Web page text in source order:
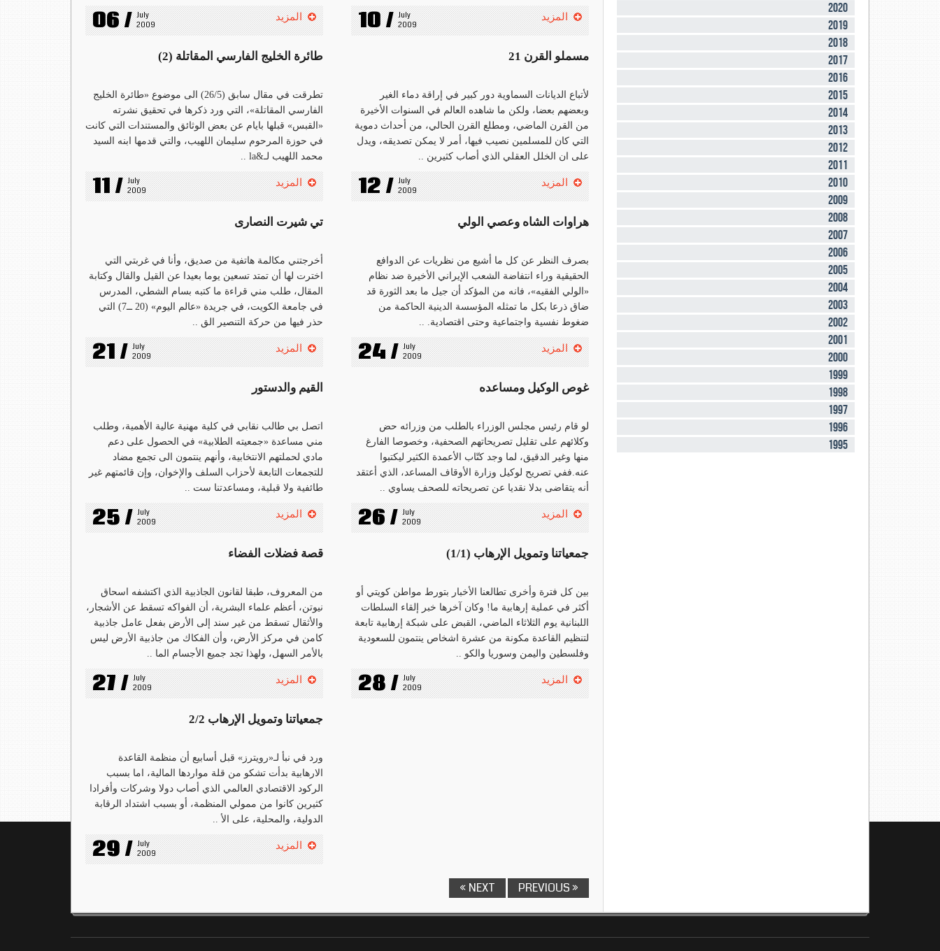
06 / July
2009
المزيد 10 / July
2009
المزيد
طائرة الخليج الفارسي المقاتلة (2)
تطرقت في مقال سابق (26/5) الى موضوع «طائرة الخليج
الفارسي المقاتلة»، التي ورد ذكرها في تحقيق نشرته
«القبس» قبلها بايام عن بعض الوثائق والمستندات التي كانت
في حوزة المرحوم سليمان اللهيب، والتي قدمها ابنه السيد
محمد اللهيب لـ&la ..
11 / July
2009
المزيد
مسملو القرن 21
لأتباع الديانات السماوية دور كبير في إراقة دماء الغير
وبعضهم بعضا، ولكن ما شاهده العالم في السنوات الأخيرة
من القرن الماضي، ومطلع القرن الحالي، من أحداث دموية
التي كان للمسلمين نصيب فيها، أمر لا يمكن تصديقه، ويدل
على ان الخلل العقلي الذي أصاب كثيرين ..
12 / July
2009
المزيد
تي شيرت النصارى
أخرجتني مكالمة هاتفية من صديق، وأنا في غربتي التي
اخترت لها أن تمتد تسعين يوما بعيدا عن القيل والقال وكتابة
المقال، طلب مني قراءة ما كتبه بسام الشطي، المدرس
في جامعة الكويت، في جريدة «عالم اليوم» (20 ــ7) التي
حذر فيها من حركة التنصير الق ..
21 / July
2009
المزيد
هراوات الشاه وعصي الولي
بصرف النظر عن كل ما أشيع من نظريات عن الدوافع
الحقيقية وراء انتفاضة الشعب الإيراني الأخيرة ضد نظام
«الولي الفقيه»، فانه من المؤكد أن جيل ما بعد الثورة قد
ضاق ذرعا بكل ما تمثله المؤسسة الدينية الحاكمة من
ضغوط نفسية واجتماعية وحتى اقتصادية. ..
24 / July
2009
المزيد
القيم والدستور
اتصل بي طالب نقابي في كلية مهنية عالية الأهمية، وطلب
مني مساعدة «جمعيته الطلابية» في الحصول على دعم
مادي لحملتهم الانتخابية، وأنهم ينتمون الى تجمع مضاد
للتجمعات التابعة لأحزاب السلف والإخوان، وإن قائمتهم غير
طائفية ولا قبلية، ومساعدتنا ست ..
25 / July
2009
المزيد
غوص الوكيل ومساعده
لو قام رئيس مجلس الوزراء بالطلب من وزرائه حض
وكلائهم على تقليل تصريحاتهم الصحفية، وخصوصا الفارغ
منها وغير الدقيق، لما وجد كتّاب الأعمدة الكثير ليكتبوا
عنه.ففي تصريح لوكيل وزارة الأوقاف المساعد، الذي أعتقد
أنه يتقاضى بدلا نقديا عن تصريحاته للصحف يساوي ..
26 / July
2009
المزيد
قصة فضلات الفضاء
من المعروف، طبقا لقانون الجاذبية الذي اكتشفه اسحاق
نيوتن، أعظم علماء البشرية، أن الفواكه تسقط عن الأشجار،
والأثقال تسقط من غير سند إلى الأرض بفعل عامل جاذبية
كامن في مركز الأرض، وأن الفكاك من جاذبية الأرض ليس
بالأمر السهل، ولهذا تجد جميع الأجسام الما ..
27 / July
2009
المزيد
جمعياتنا وتمويل الإرهاب (1/1)
بين كل فترة وأخرى تطالعنا الأخبار بتورط مواطن كويتي أو
أكثر في عملية إرهابية ما! وكان آخرها خبر إلقاء السلطات
اللبنانية يوم الثلاثاء الماضي، القبض على شبكة إرهابية تابعة
لتنظيم القاعدة مكونة من عشرة اشخاص ينتمون للسعودية
وفلسطين واليمن وسوريا والكو ..
28 / July
2009
المزيد
جمعياتنا وتمويل الإرهاب 2/2
ورد في نبأ لـ«رويترز» قبل أسابيع أن منظمة القاعدة
الارهابية بدأت تشكو من قلة مواردها المالية، اما بسبب
الركود الاقتصادي العالمي الذي أصاب دولا وشركات وأفرادا
كثيرين كانوا من ممولي المنظمة، أو بسبب اشتداد الرقابة
الدولية، والمحلية، على الأ ..
29 / July
2009
المزيد
« PREVIOUS
NEXT »
2020
2019
2018
2017
2016
2015
2014
2013
2012
2011
2010
2009
2008
2007
2006
2005
2004
2003
2002
2001
2000
1999
1998
1997
1996
1995